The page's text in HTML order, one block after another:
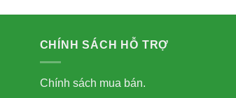
CHÍNH SÁCH HỖ TRỢ
Chính sách mua bán.